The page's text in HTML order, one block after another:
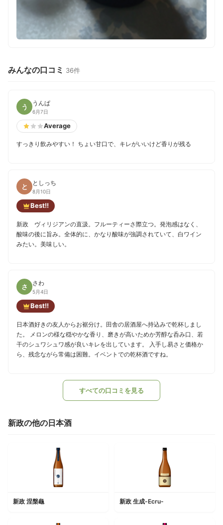
みんなの口コミ 36件
う うんぱ
6月7日
Average
すっきり飲みやすい！ ちょい甘口で、キレがいいけど香りが残る
と としっち
8月10日
Best!!
新政 ヴィリジアンの直汲。フルーティーさ際立つ。発泡感はなく、
酸味の後に旨み。全体的に、かなり酸味が強調されていて、白ワイン
みたい。美味しい。
さ さわ
5月4日
Best!!
日本酒好きの友人からお裾分け。田舎の居酒屋へ持込みで乾杯しまし
た。 メロンの様な穏やかな香り、磨きが高いためか芳醇な呑み口、若
干のシュワシュワ感が良いキレを出しています。 入手し易さと価格か
ら、残念ながら常備は困難。イベントでの乾杯酒ですね。
すべての口コミを見る
新政の他の日本酒
新政 涅槃龜 新政 生成-Ecru-